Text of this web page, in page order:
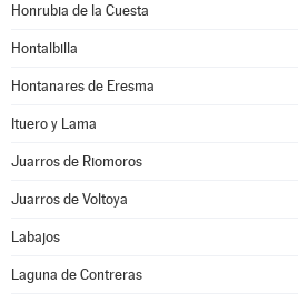
Honrubia de la Cuesta
Hontalbilla
Hontanares de Eresma
Ituero y Lama
Juarros de Riomoros
Juarros de Voltoya
Labajos
Laguna de Contreras